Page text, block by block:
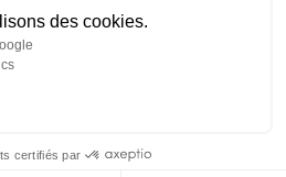
des cookies.
certifiés par
habituel ou